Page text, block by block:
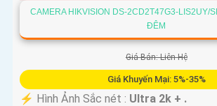
CAMERA HIKVISION DS-2CD2T47G3-LIS2UY/
ĐÊM
Giá Bán: Liên Hệ
Giá Khuyến Mại: 5%-35%
️⚡ Hình Ảnh Sắc nét : Ultra 2k + .